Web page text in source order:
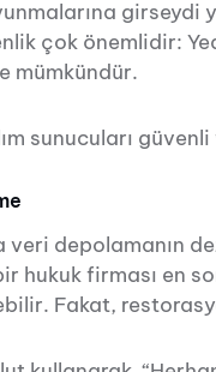
girseydi
çok önemlidir:
mümkündür.
sunucuları
veri depolamanın
hukuk firması en
Fakat,